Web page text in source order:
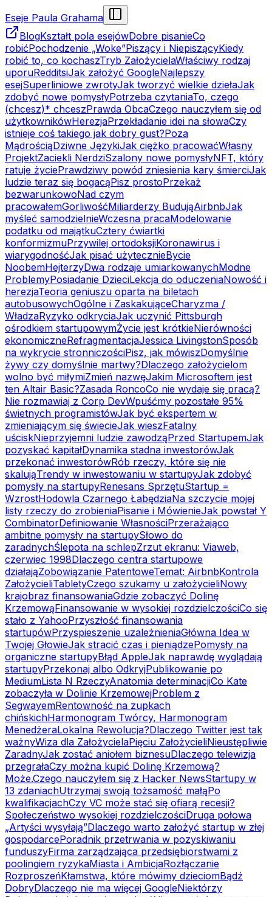
Eseje Paula Grahama
BlogKształt pola esejówDobre pisanieCo
robićPochodzenie „Woke”Piszący i NiepiszącyKiedy
robić to, co kochaszTryb ZałożycielaWłaściwy rodzaj
uporuRedditsiJak założyć GoogleNajlepszy
esejSuperliniowe zwrotyJak tworzyć wielkie dziełaJak
zdobyć nowe pomysłyPotrzeba czytaniaTo, czego
(chcesz)* chceszPrawda ObcaCzego nauczyłem się od
użytkownikówHerezjaPrzekładanie idei na słowaCzy
istnieje coś takiego jak dobry gust?Poza
MądrościąDziwne JęzykiJak ciężko pracowaćWłasny
ProjektZaciekli NerdziSzalony nowe pomysłyNFT, który
ratuje życiePrawdziwy powód zniesienia kary śmierciJak
ludzie teraz się bogacąPisz prostoPrzekaż
bezwarunkowoNad czym
pracowałemGorliwośćMiliarderzy BudująAirbnbJak
myśleć samodzielnieWczesna pracaModelowanie
podatku od majątkuCztery ćwiartki
konformizmuPrzywilej ortodoksjiKoronawirus i
wiarygodnośćJak pisać użytecznieBycie
NoobemHejterzyDwa rodzaje umiarkowanychModne
ProblemyPosiadanie DzieciLekcja do oduczeniaNowość i
herezjaTeoria geniuszu oparta na biletach
autobusowychOgólne i ZaskakująceCharyzma /
WładzaRyzyko odkryciaJak uczynić Pittsburgh
ośrodkiem startupowymŻycie jest krótkieNierówności
ekonomiczneRefragmentacjaJessica LivingstonSposób
na wykrycie stronniczościPisz, jak mówiszDomyślnie
żywy czy domyślnie martwy?Dlaczego założycielom
wolno być miłymiZmień nazwęJakim Microsoftem jest
ten Altair Basic?Zasada RoncoCo nie wydaje się pracą?
Nie rozmawiaj z Corp DevWpuśćmy pozostałe 95%
świetnych programistówJak być ekspertem w
zmieniającym się świecieJak wieszFatalny
uściskNieprzyjemni ludzie zawodząPrzed StartupemJak
pozyskać kapitałDynamika stadna inwestorówJak
przekonać inwestorówRób rzeczy, które się nie
skalująTrendy w inwestowaniu w startupyJak zdobyć
pomysły na startupyRenesans SprzętuStartup =
WzrostHodowla Czarnego ŁabędziaNa szczycie mojej
listy rzeczy do zrobieniaPisanie i MówienieJak powstał Y
CombinatorDefiniowanie WłasnościPrzerażająco
ambitne pomysły na startupySłowo do
zaradnychŚlepota na schlepZrzut ekranu: Viaweb,
czerwiec 1998Dlaczego centra startupowe
działająZobowiązanie PatentoweTemat: AirbnbKontrola
ZałożycieliTabletyCzego szukamy u założycieliNowy
krajobraz finansowaniaGdzie zobaczyć Dolinę
KrzemowąFinansowanie w wysokiej rozdzielczościCo się
stało z YahooPrzyszłość finansowania
startupówPrzyspieszenie uzależnieniaGłówna Idea w
Twojej GłowieJak stracić czas i pieniądzePomysły na
organiczne startupyBłąd AppleJak naprawdę wyglądają
startupyPrzekonaj albo OdkryjPublikowanie po
MediumLista N RzeczyAnatomia determinacjiCo Kate
zobaczyła w Dolinie KrzemowejProblem z
SegwayemRentowność na zupkach
chińskichHarmonogram Twórcy, Harmonogram
MenedżeraLokalna Rewolucja?Dlaczego Twitter jest tak
ważnyWiza dla ZałożycielaPięciu ZałożycieliNieustępliwie
ZaradnyJak zostać aniołem biznesuDlaczego telewizja
przegrałaCzy można kupić Dolinę Krzemową?
Może.Czego nauczyłem się z Hacker NewsStartupy w
13 zdaniachUtrzymaj swoją tożsamość małąPo
kwalifikacjachCzy VC może stać się ofiarą recesji?
Społeczeństwo wysokiej rozdzielczościDruga połowa
„Artyści wysyłają”Dlaczego warto założyć startup w złej
gospodarcePoradnik przetrwania w pozyskiwaniu
funduszyFirma zarządzająca przedsiębiorstwami z
poolingiem ryzykaMiasta i AmbicjaRozłączanie
RozproszeńKłamstwa, które mówimy dzieciomBądź
DobryDlaczego nie ma więcej GoogleNiektórzy